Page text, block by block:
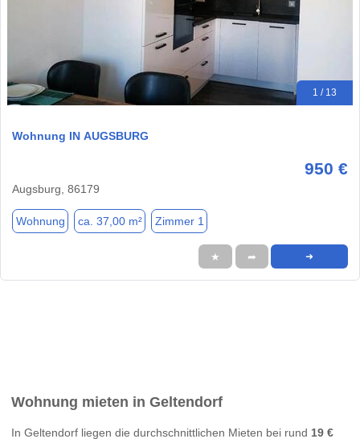
1 / 13
Wohnung IN AUGSBURG
950 €
Augsburg, 86179
Wohnung ca. 37,00 m² Zimmer 1
★ ➦ ➜
Wohnung mieten in Geltendorf
In Geltendorf liegen die durchschnittlichen Mieten bei rund 19 €